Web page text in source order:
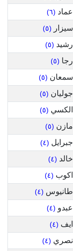
عماد (٦)
سيزار (٥)
رشيد (٥)
رجا (٥)
سمعان (٥)
جوليان (٥)
الكسي (٥)
مازن (٥)
جبرايل (٤)
خالد (٤)
اكوب (٤)
طانيوس (٤)
عبدو (٤)
ايف (٤)
نصري (٤)